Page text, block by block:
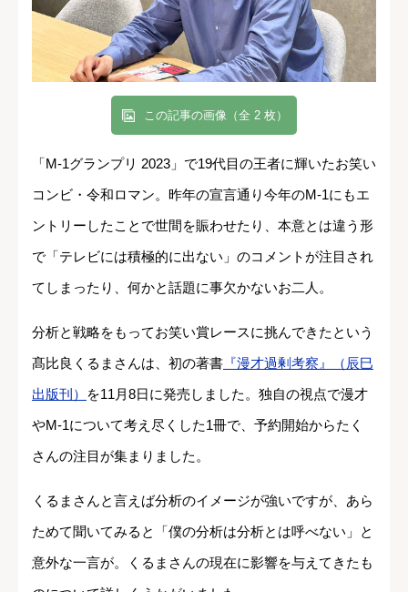
この記事の画像（全 2 枚）
「M-1グランプリ 2023」で19代目の王者に輝いたお笑い
コンビ・令和ロマン。昨年の宣言通り今年のM-1にもエ
ントリーしたことで世間を賑わせたり、本意とは違う形
で「テレビには積極的に出ない」のコメントが注目され
てしまったり、何かと話題に事欠かないお二人。
分析と戦略をもってお笑い賞レースに挑んできたという
髙比良くるまさんは、初の著書 『漫才過剰考察』（辰巳
出版刊）
を11月8日に発売しました。独自の視点で漫才
やM-1について考え尽くした1冊で、予約開始からたく
さんの注目が集まりました。
くるまさんと言えば分析のイメージが強いですが、あら
ためて聞いてみると「僕の分析は分析とは呼べない」と
意外な一言が。くるまさんの現在に影響を与えてきたも